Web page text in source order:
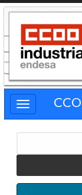
Pasar
contenido
principal